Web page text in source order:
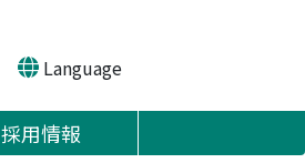
Language
採用情報